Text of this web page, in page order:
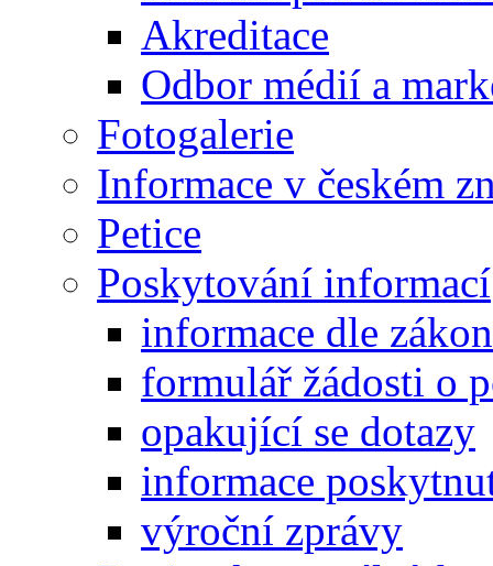
Akreditace
Odbor médií a
Fotogalerie
Informace v českém
Petice
Poskytování informací
informace dle
formulář žádosti o
opakující se dotazy
informace
výroční zprávy